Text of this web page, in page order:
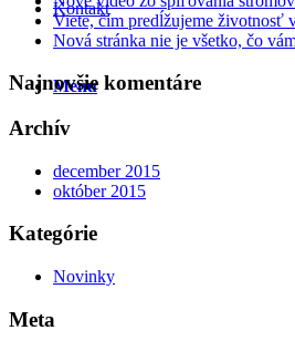
Kontakt
Menu
Viete, čím predĺžujeme životnosť
Nová stránka nie je všetko, čo
Najnovšie komentáre
Archív
december 2015
október 2015
Kategórie
Novinky
Meta